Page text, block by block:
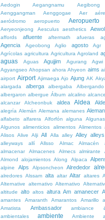
Aedogin
Aegangnamu Aegibong
Aenggangman
Aenggogae Aer
aeródromo
aeropuerto Aeropuerto
Aeryeonjeong
Aesculus aesthetics Aewol
affords
afluente aftermath afueras
Agencia Ageobong Aglio agosto Agr
Agrícolas agricultura Agricultura Agroland
aguas Aguas Agujjim Agurang Agwi
Agyangseo Ahopsan ahora Ahyeon aims
airport Airport Ajimaega Ajo Ajung AK
alargada alberga albergaba Albergando
albergaron albergue Álbum alcalino alcance
alcanzar Alcheonbuk aldea Aldea
alegría Alemán Alemana alemanes
alfabeto
alfarera Alforfón alguna Algunas
Algunos alimenticios alimentos Alimentos
Alisos Alive Alji All Alla alley Alley alleys
alleyways
allí Allsso Almac Almacén
almacenar
Almacenes Almecs almirante
Almond alojamientos Along Alpaca
alpine
Alps Alpsoncheon Alrededor
alredores Alssam alta altar Altar altares
Alternative
alternativo Alternativo
altitude
alto altos altura Am amanecer
amantes Amaranth Amarantos Amarillo
Amatista
Ambassador ambiance
ambientales ambiente Ambiente